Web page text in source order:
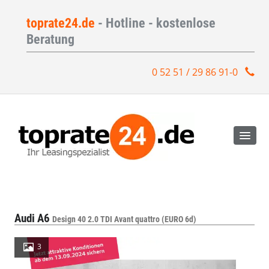
toprate24.de - Hotline - kostenlose
Beratung
0 52 51 / 29 86 91-0
Audi A6 Design 40 2.0 TDI Avant quattro (EURO 6d)
3